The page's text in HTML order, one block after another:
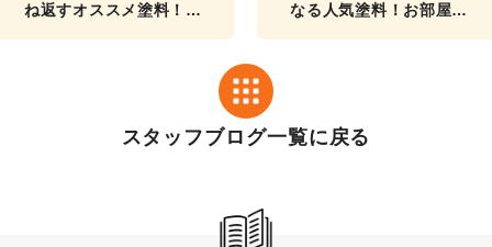
ね返すオススメ塗料！
スタッフブログ一覧に戻る
なる人気塗料！お部屋に